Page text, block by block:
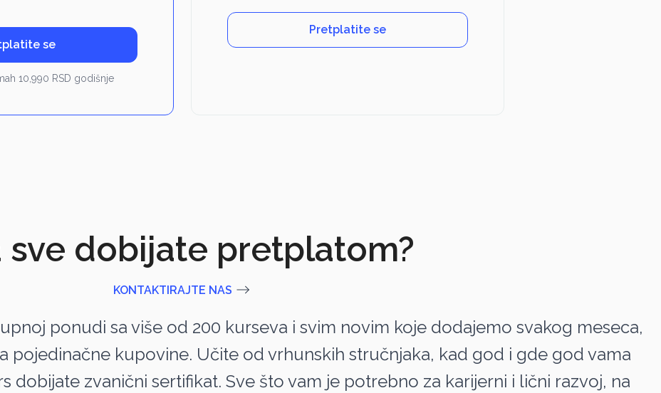
se
10,990 RSD godišnje
Pretplatite se
sve dobijate pretplatom?
KONTAKTIRAJTE NAS
ponudi sa više od 200 kurseva i svim novim koje dodajemo svakog meseca,
pojedinačne kupovine. Učite od vrhunskih stručnjaka, kad god i gde god vama
dobijate zvanični sertifikat. Sve što vam je potrebno za karijerni i lični razvoj, na